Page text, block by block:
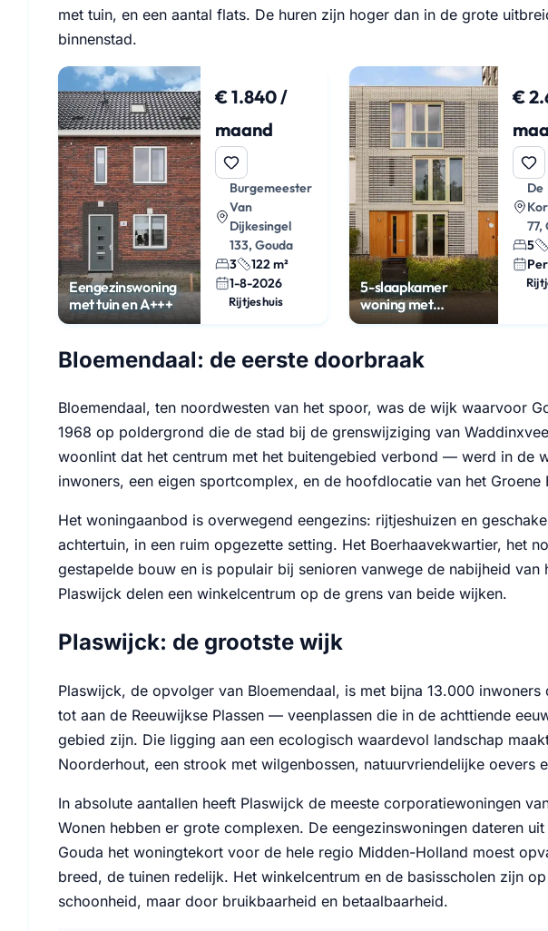
met tuin, en een aantal flats. De huren zijn hoger dan in de grote
binnenstad.
Eengezinswoning
met tuin en A+++
€ 1.840 /
maand
Burgemeester
Van
Dijkesingel
133, Gouda
3
122 m²
1-8-2026
Rijtjeshuis
5-slaapkamer
woning met
werkplek in Gouda
€
De
77,
5
Bloemendaal: de eerste doorbraak
Bloemendaal, ten noordwesten van het spoor, was de wijk waarvoor
1968 op poldergrond die de stad bij de grenswijziging van
woonlint dat het centrum met het buitengebied verbond — werd in de
inwoners, een eigen sportcomplex, en de hoofdlocatie van het Groene
Het woningaanbod is overwegend eengezins: rijtjeshuizen en
achtertuin, in een ruim opgezette setting. Het Boerhaavekwartier, het
gestapelde bouw en is populair bij senioren vanwege de nabijheid van
Plaswijck delen een winkelcentrum op de grens van beide wijken.
Plaswijck: de grootste wijk
Plaswijck, de opvolger van Bloemendaal, is met bijna 13.000
tot aan de Reeuwijkse Plassen — veenplassen die in de achttiende
gebied zijn. Die ligging aan een ecologisch waardevol landschap
Noorderhout, een strook met wilgenbossen, natuurvriendelijke oevers
In absolute aantallen heeft Plaswijck de meeste corporatiewoningen
Wonen hebben er grote complexen. De eengezinswoningen dateren
Gouda het woningtekort voor de hele regio Midden-Holland moest
breed, de tuinen redelijk. Het winkelcentrum en de basisscholen zijn
schoonheid, maar door bruikbaarheid en betaalbaarheid.